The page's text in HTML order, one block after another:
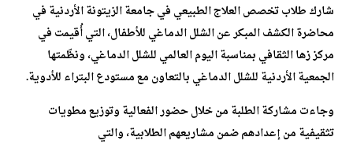
شارك طلاب تخصص العلاج الطبيعي في جامعة الزيتونة الأردنية في
محاضرة الكشف المبكر عن الشلل الدماغي للأطفال، التي أُقيمت في
مركز زها الثقافي بمناسبة اليوم العالمي للشلل الدماغي، ونظّمتها
الجمعية الأردنية للشلل الدماغي بالتعاون مع مستودع البتراء للأدوية.
وجاءت مشاركة الطلبة من خلال حضور الفعالية وتوزيع مطويات
تثقيفية من إعدادهم ضمن مشاريعهم الطلابية، والتي